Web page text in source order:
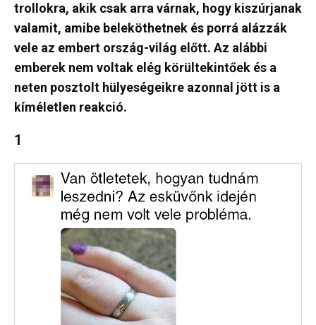
trollokra, akik csak arra várnak, hogy kiszúrjanak
valamit, amibe beleköthetnek és porrá alázzák
vele az embert ország-világ előtt. Az alábbi
emberek nem voltak elég körültekintőek és a
neten posztolt hülyeségeikre azonnal jött is a
kíméletlen reakció.
1